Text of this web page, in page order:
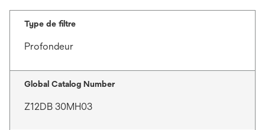
Type de filtre
Profondeur
Global Catalog Number
Z12DB 30MH03